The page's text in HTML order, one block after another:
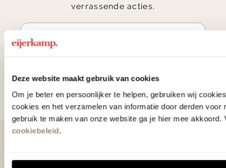
Deze website maakt gebruik van cookies
Om je beter en persoonlijker te helpen, gebruiken wij
cookies en het verzamelen van informatie door derden voor
gebruik te maken van onze website ga je hier mee akkoord.
cookiebeleid.
verrassende acties.
Door te abonneren op onze nieuwsbrief, ga je akkoord
met onzeAlgemene voorwaarden.